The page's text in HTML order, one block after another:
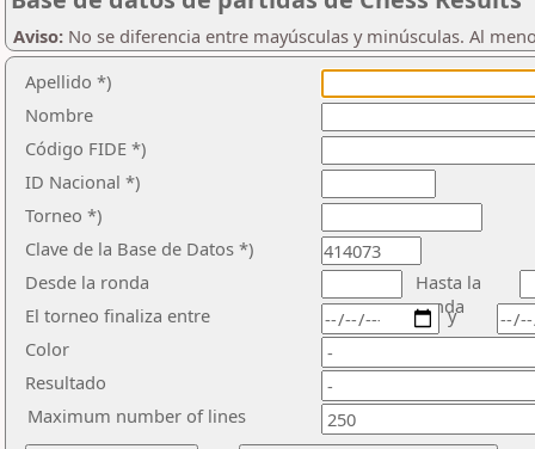
Aviso: No se diferencia entre mayúsculas y minúsculas. Al
Apellido *)
Nombre
Código FIDE *)
ID Nacional *)
Torneo *)
Clave de la Base de Datos *)
Desde la ronda
Hasta la
ronda
El torneo finaliza entre
Color
Resultado
y
Maximum number of lines